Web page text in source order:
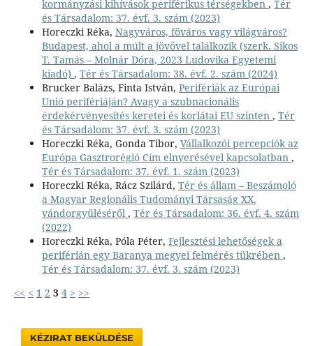
kormányzási kihívások periférikus térségekben , Tér
és Társadalom: 37. évf. 3. szám (2023)
Horeczki Réka, Nagyváros, főváros vagy világváros?
Budapest, ahol a múlt a jövővel találkozik (szerk. Sikos
T. Tamás – Molnár Dóra, 2023 Ludovika Egyetemi
kiadó) , Tér és Társadalom: 38. évf. 2. szám (2024)
Brucker Balázs, Finta István, Perifériák az Európai
Unió perifériáján? Avagy a szubnacionális
érdekérvényesítés keretei és korlátai EU szinten , Tér
és Társadalom: 37. évf. 3. szám (2023)
Horeczki Réka, Gonda Tibor, Vállalkozói percepciók az
Európa Gasztrorégió Cím elnyerésével kapcsolatban ,
Tér és Társadalom: 37. évf. 1. szám (2023)
Horeczki Réka, Rácz Szilárd, Tér és állam – Beszámoló
a Magyar Regionális Tudományi Társaság XX.
vándorgyűléséről , Tér és Társadalom: 36. évf. 4. szám
(2022)
Horeczki Réka, Póla Péter, Fejlesztési lehetőségek a
periférián egy Baranya megyei felmérés tükrében ,
Tér és Társadalom: 37. évf. 3. szám (2023)
<< < 1 2 3 4 > >>
KÉZIRAT BEKÜLDÉSE